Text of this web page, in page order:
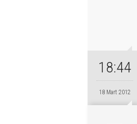
18:44
18 Mart 2012